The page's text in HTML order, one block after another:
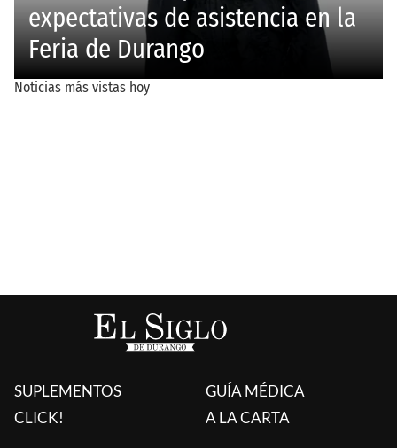
SUPLEMENTOS
CLICK!
GUÍA MÉDICA
A LA CARTA